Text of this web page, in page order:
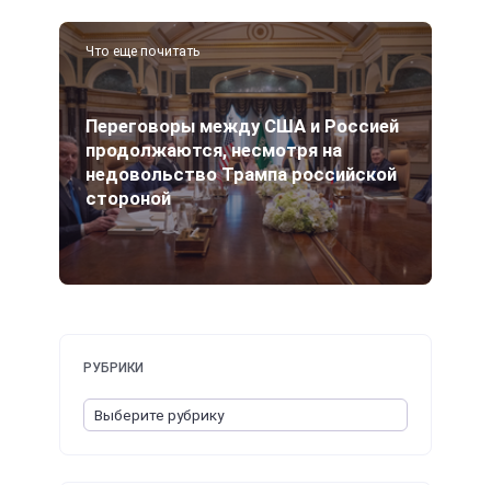
Что еще почитать
Переговоры между США и Россией
продолжаются, несмотря на
недовольство Трампа российской
стороной
РУБРИКИ